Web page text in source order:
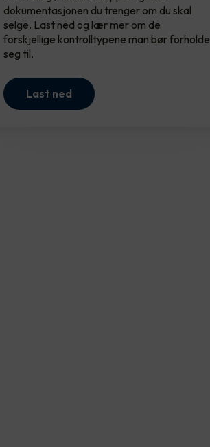
dokumentasjonen du trenger om du skal
selge. Last ned og lær mer om de
forskjellige kontrolltypene man bør forholde
seg til.
Last ned